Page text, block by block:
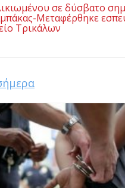
σε δύσβατο
Μεταφέρθηκε
Τρικάλων